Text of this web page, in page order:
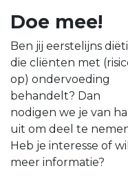
Doe mee!
Ben jij eerstelijns
die cliënten met
op) ondervoeding
behandelt? Dan
nodigen we je van
uit om deel te
Heb je interesse of
meer informatie?